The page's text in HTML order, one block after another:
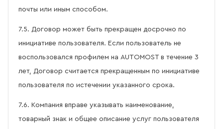
почты или иным способом.
7.5. Договор может быть прекращен досрочно по
инициативе пользователя. Если пользователь не
воспользовался профилем на AUTOMOST в течение 3
лет, Договор считается прекращенным по инициативе
пользователя по истечении указанного срока.
7.6. Компания вправе указывать наименование,
товарный знак и общее описание услуг пользователя